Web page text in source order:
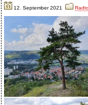
12. September 2021